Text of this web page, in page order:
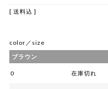
[ 送料込 ]
color／size
ブラウン
0 在庫切れ